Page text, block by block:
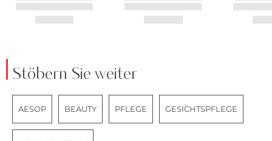
Stöbern Sie weiter
AESOP BEAUTY PFLEGE GESICHTSPFLEGE